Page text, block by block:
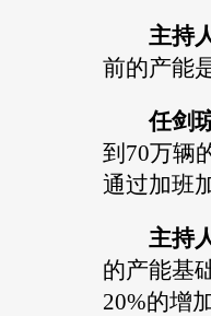
主持
前的产能
任剑
到70万辆
通过加班
主持
的产能基
20%的增